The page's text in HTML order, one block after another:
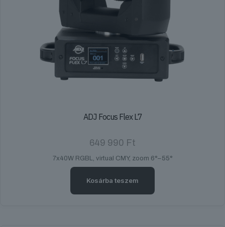
ADJ Focus Flex L7
649 990 Ft
7x40W RGBL, virtual CMY, zoom 6°–55°
Kosárba teszem